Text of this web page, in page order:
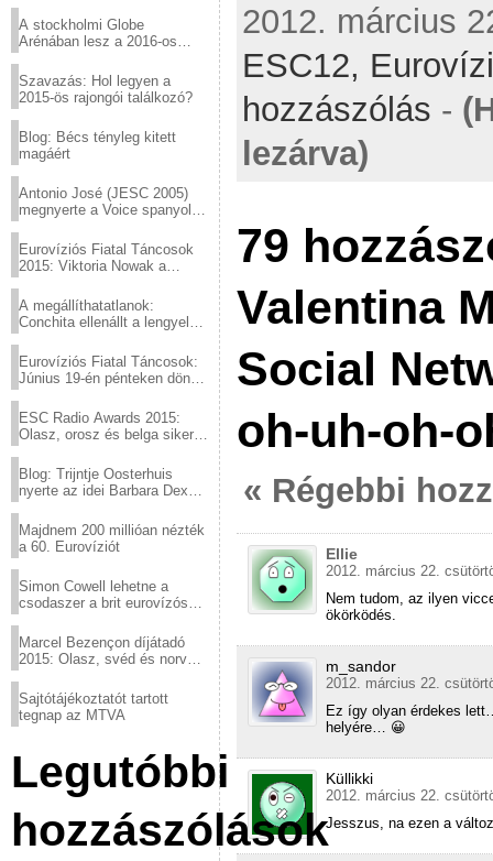
A stockholmi Globe
Arénában lesz a 2016-os
Szavazás: Hol legyen a
2015-ös rajongói találkozó?
Blog: Bécs tényleg kitett
magáért
Antonio José (JESC 2005)
megnyerte a Voice spanyol
Eurovíziós Fiatal Táncosok
2015: Viktoria Nowak a
A megállíthatatlanok:
Conchita ellenállt a lengyel
Eurovíziós Fiatal Táncosok:
Június 19-én pénteken döntő
ESC Radio Awards 2015:
Olasz, orosz és belga siker,
Blog: Trijntje Oosterhuis
nyerte az idei Barbara Dex
Majdnem 200 millióan nézték
a 60. Eurovíziót
Simon Cowell lehetne a
csodaszer a brit eurovízós
Marcel Bezençon díjátadó
2015: Olasz, svéd és norvég
Sajtótájékoztatót tartott
tegnap az MTVA
Legutóbbi
hozzászólások
2012. március
ESC12,
hozzászólás -
lezárva)
79
Valentina
Social
oh-uh-oh-
« Régebbi
Ellie
2012. március 22.
Nem tudom, az ilyen
ökörködés.
m_sandor
2012. március 22.
Ez így olyan érdekes
helyére… 😀
Küllikki
2012. március 22.
Jesszus, na ezen a